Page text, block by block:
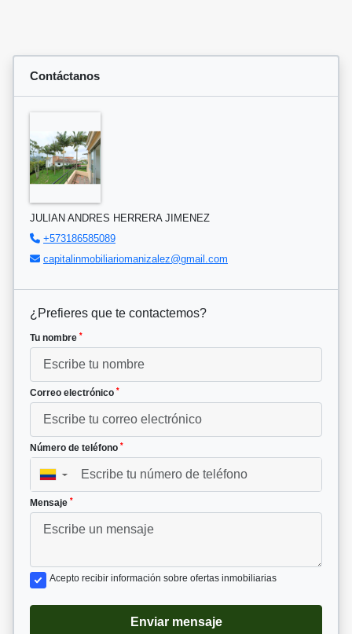
Contáctanos
JULIAN ANDRES HERRERA JIMENEZ
+573186585089
capitalinmobiliariomanizalez@gmail.com
¿Prefieres que te contactemos?
Tu nombre *
Correo electrónico *
Número de teléfono *
▼
Mensaje *
Acepto recibir información sobre ofertas inmobiliarias
Enviar mensaje